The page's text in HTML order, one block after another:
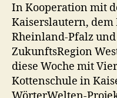
In Kooperation mit
Kaiserslautern,
Rheinland-Pfalz
ZukunftsRegion
diese Woche mit
Kottenschule in